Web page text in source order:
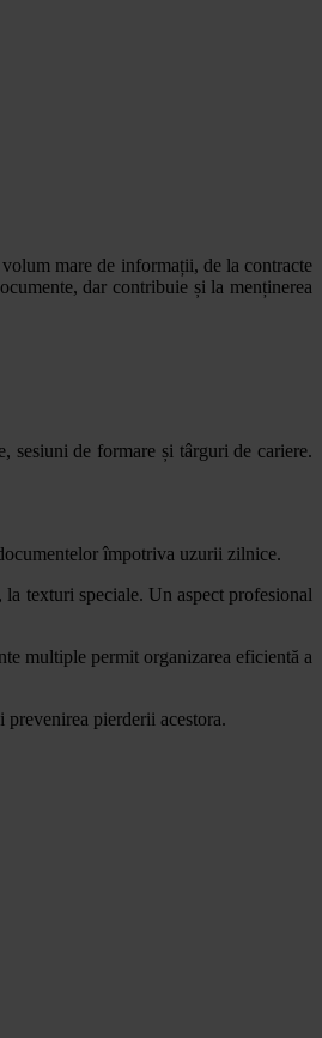
mare de informații, de la contracte
dar contribuie și la menținerea
sesiuni de formare și târguri de cariere.
împotriva uzurii zilnice.
texturi speciale. Un aspect profesional
multiple permit organizarea eficientă a
prevenirea pierderii acestora.